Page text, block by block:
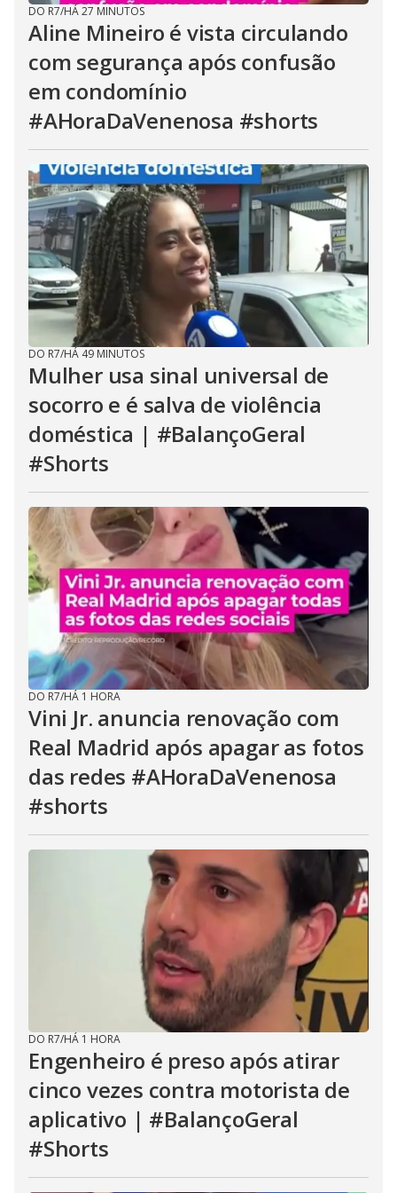
DO R7/HÁ 27 MINUTOS
Aline Mineiro é vista circulando
com segurança após confusão
em condomínio
#AHoraDaVenenosa #shorts
DO R7/HÁ 49 MINUTOS
Mulher usa sinal universal de
socorro e é salva de violência
doméstica | #BalançoGeral
#Shorts
DO R7/HÁ 1 HORA
Vini Jr. anuncia renovação com
Real Madrid após apagar as fotos
das redes #AHoraDaVenenosa
#shorts
DO R7/HÁ 1 HORA
Engenheiro é preso após atirar
cinco vezes contra motorista de
aplicativo | #BalançoGeral
#Shorts